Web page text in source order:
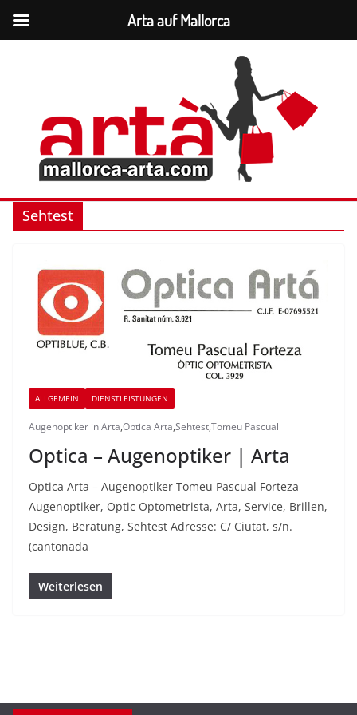
Sehtest
ALLGEMEIN DIENSTLEISTUNGEN
Augenoptiker in Arta,Optica Arta,Sehtest,Tomeu Pascual
Optica – Augenoptiker | Arta
Optica Arta – Augenoptiker Tomeu Pascual Forteza
Augenoptiker, Optic Optometrista, Arta, Service, Brillen,
Design, Beratung, Sehtest Adresse: C/ Ciutat, s/n.
(cantonada
Weiterlesen
Arta auf Mallorca